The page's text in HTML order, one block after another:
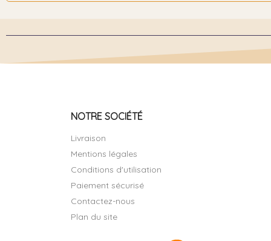
NOTRE SOCIÉTÉ
Livraison
Mentions légales
Conditions d'utilisation
Paiement sécurisé
Contactez-nous
Plan du site